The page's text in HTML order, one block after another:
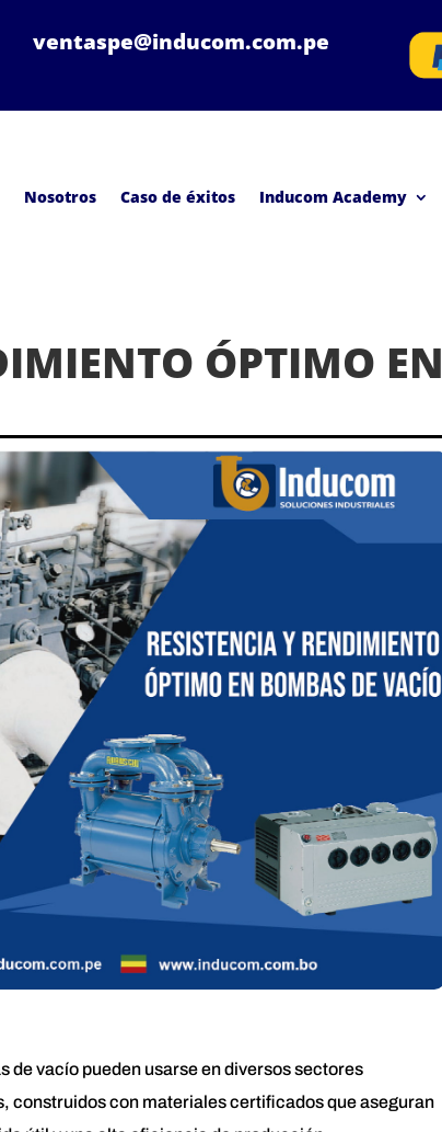
ventaspe@inducom.com.pe
Nosotros Caso de éxitos Inducom Academy
ÓPTIMO EN
de vacío pueden usarse en diversos sectores
construidos con materiales certificados que aseguran